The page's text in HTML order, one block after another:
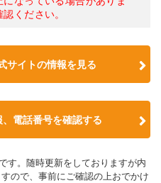
ください。
サイトの情報を見る
電話番号を確認する
す。随時更新をしておりますが内
ので、事前にご確認の上おでかけ